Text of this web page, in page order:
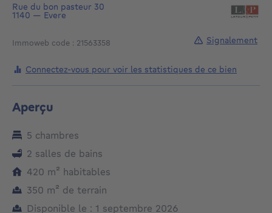
Rue du bon pasteur 30
1140 — Evere
Immoweb code : 21563358
Connectez-vous pour voir les statistiques de ce bien
Signalement
Aperçu
5 chambres
2 salles de bains
420 m² mètres carrés
habitables
350 m² mètres carrés
de terrain
Disponible le : 1 septembre 2026